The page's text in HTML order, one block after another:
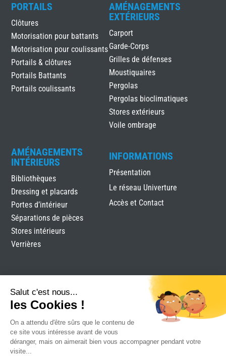
PORTAILS
Clôtures
Motorisation pour battants
Motorisation pour coulissants
Portails & clôtures
Portails Battants
Portails coulissants
AMÉNAGEMENTS
EXTÉRIEURS
Carport
Garde-Corps
Grilles de défenses
Moustiquaires
Pergolas
Pergolas bioclimatiques
Stores extérieurs
Voile ombrage
AMÉNAGEMENTS
INTÉRIEURS
Bibliothèques
Dressing et placards
Portes d’intérieur
Séparations de pièces
Stores intérieurs
Verrières
INFORMATIONS
Présentation
Le réseau Univerture
Accès et Contact
Labels Menuiserie Royan|Mentions légales
site|Réalisation Attraptemps
Salut c'est nous...
les Cookies !
On a attendu d'être sûrs que le contenu de
ce site vous intéresse avant de vous
déranger, mais on aimerait bien vous accompagner pendant votre
visite...